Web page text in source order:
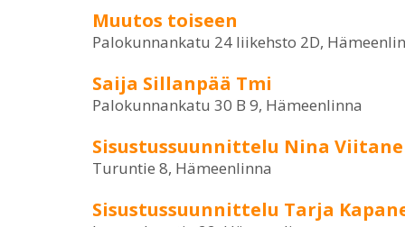
Muutos toiseen
Palokunnankatu 24 liikehsto 2D,
Saija Sillanpää Tmi
Palokunnankatu 30 B 9, Hämeenlinna
Sisustussuunnittelu Nina
Turuntie 8, Hämeenlinna
Sisustussuunnittelu Tarja